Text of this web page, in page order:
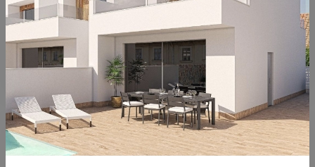
Soumettre
Calculateur De Prêt Hypothécaire